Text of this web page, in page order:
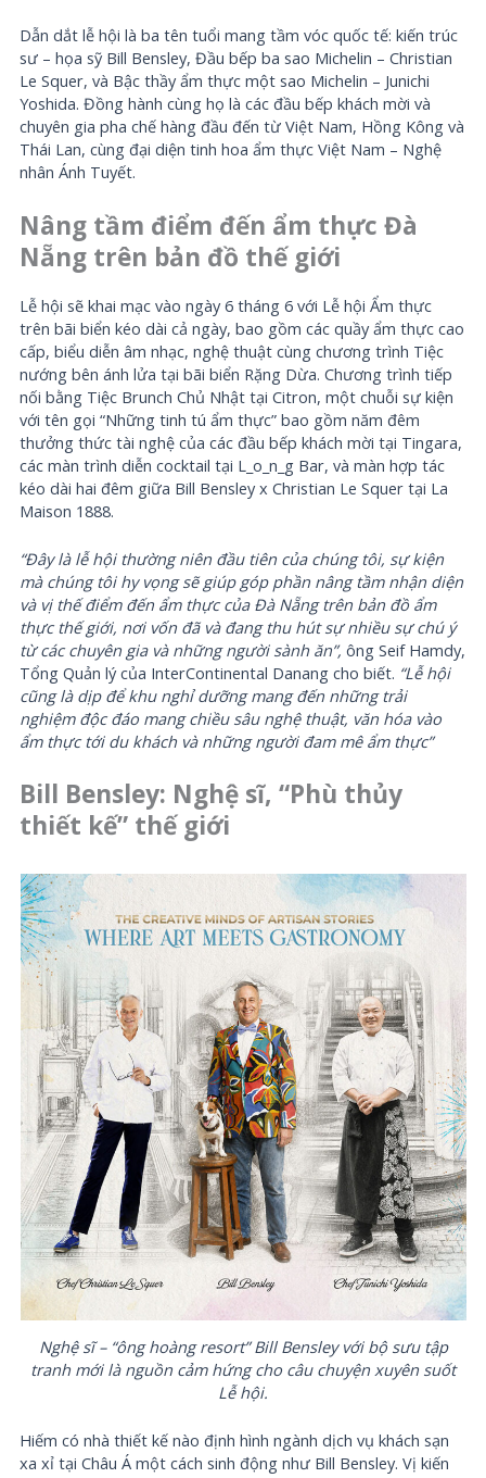
Dẫn dắt lễ hội là ba tên tuổi mang tầm vóc quốc tế: kiến trúc
sư – họa sỹ Bill Bensley, Đầu bếp ba sao Michelin – Christian
Le Squer, và Bậc thầy ẩm thực một sao Michelin – Junichi
Yoshida. Đồng hành cùng họ là các đầu bếp khách mời và
chuyên gia pha chế hàng đầu đến từ Việt Nam, Hồng Kông và
Thái Lan, cùng đại diện tinh hoa ẩm thực Việt Nam – Nghệ
nhân Ánh Tuyết.
Nâng tầm điểm đến ẩm thực Đà
Nẵng trên bản đồ thế giới
Lễ hội sẽ khai mạc vào ngày 6 tháng 6 với Lễ hội Ẩm thực
trên bãi biển kéo dài cả ngày, bao gồm các quầy ẩm thực cao
cấp, biểu diễn âm nhạc, nghệ thuật cùng chương trình Tiệc
nướng bên ánh lửa tại bãi biển Rặng Dừa. Chương trình tiếp
nối bằng Tiệc Brunch Chủ Nhật tại Citron, một chuỗi sự kiện
với tên gọi “Những tinh tú ẩm thực” bao gồm năm đêm
thưởng thức tài nghệ của các đầu bếp khách mời tại Tingara,
các màn trình diễn cocktail tại L_o_n_g Bar, và màn hợp tác
kéo dài hai đêm giữa Bill Bensley x Christian Le Squer tại La
Maison 1888.
“Đây là lễ hội thường niên đầu tiên của chúng tôi, sự kiện
mà chúng tôi hy vọng sẽ giúp góp phần nâng tầm nhận diện
và vị thế điểm đến ẩm thực của Đà Nẵng trên bản đồ ẩm
thực thế giới, nơi vốn đã và đang thu hút sự nhiều sự chú ý
từ các chuyên gia và những người sành ăn”, ông Seif Hamdy,
Tổng Quản lý của InterContinental Danang cho biết. “Lễ hội
cũng là dịp để khu nghỉ dưỡng mang đến những trải
nghiệm độc đáo mang chiều sâu nghệ thuật, văn hóa vào
ẩm thực tới du khách và những người đam mê ẩm thực”
Bill Bensley: Nghệ sĩ, “Phù thủy
thiết kế” thế giới
Nghệ sĩ – “ông hoàng resort” Bill Bensley với bộ sưu tập
tranh mới là nguồn cảm hứng cho câu chuyện xuyên suốt
Lễ hội.
Hiếm có nhà thiết kế nào định hình ngành dịch vụ khách sạn
xa xỉ tại Châu Á một cách sinh động như Bill Bensley. Vị kiến